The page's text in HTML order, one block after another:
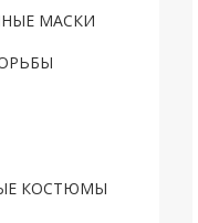
МАСКИ
КОСТЮМЫ